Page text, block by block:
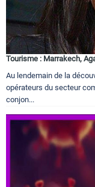
Tourisme : Marrakech,
Au lendemain de la
opérateurs du secteur
conjon...